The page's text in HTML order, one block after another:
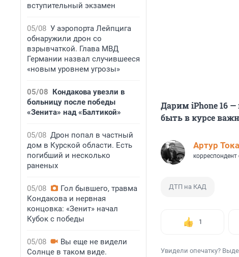
вступительный экзамен
05/08 У аэропорта Лейпцига
обнаружили дрон со
взрывчаткой. Глава МВД
Германии назвал случившееся
«новым уровнем угрозы»
05/08 Кондакова увезли в
больницу после победы
«Зенита» над «Балтикой»
05/08 Дрон попал в частный
дом в Курской области. Есть
погибший и несколько
раненых
05/08
Гол бывшего, травма
Кондакова и нервная
концовка: «Зенит» начал
Кубок с победы
05/08
Вы еще не видели
Солнце в таком виде.
Дарим iPhone 16
быть в курсе
Артур
ДТП на КАД
1
Увидели опечатку?